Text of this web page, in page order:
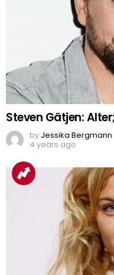
Steven Gätjen:
by Jessika Bergmann
4 years ago